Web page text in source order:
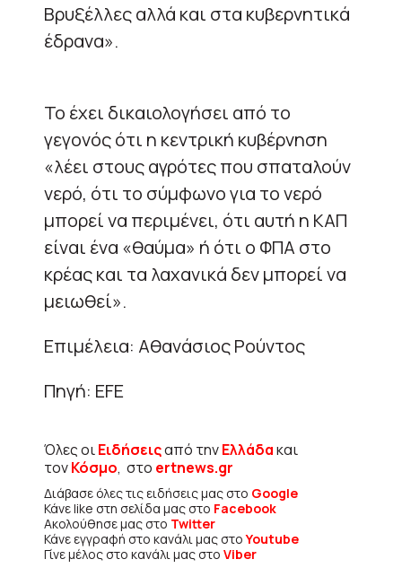
Βρυξέλλες αλλά και στα κυβερνητικά
έδρανα».
Το έχει δικαιολογήσει από το
γεγονός ότι η κεντρική κυβέρνηση
«λέει στους αγρότες που σπαταλούν
νερό, ότι το σύμφωνο για το νερό
μπορεί να περιμένει, ότι αυτή η ΚΑΠ
είναι ένα «θαύμα» ή ότι ο ΦΠΑ στο
κρέας και τα λαχανικά δεν μπορεί να
μειωθεί».
Eπιμέλεια: Αθανάσιος Ρούντος
Πηγή: EFE
Όλες οιΕιδήσειςαπό τηνΕλλάδακαι
τονΚόσμο, στο ertnews.gr
Διάβασε όλες τις ειδήσεις μας στο Google
Κάνε like στη σελίδα μας στο Facebook
Ακολούθησε μας στο Twitter
Κάνε εγγραφή στο κανάλι μας στοYoutube
Γίνε μέλος στο κανάλι μας στο Viber